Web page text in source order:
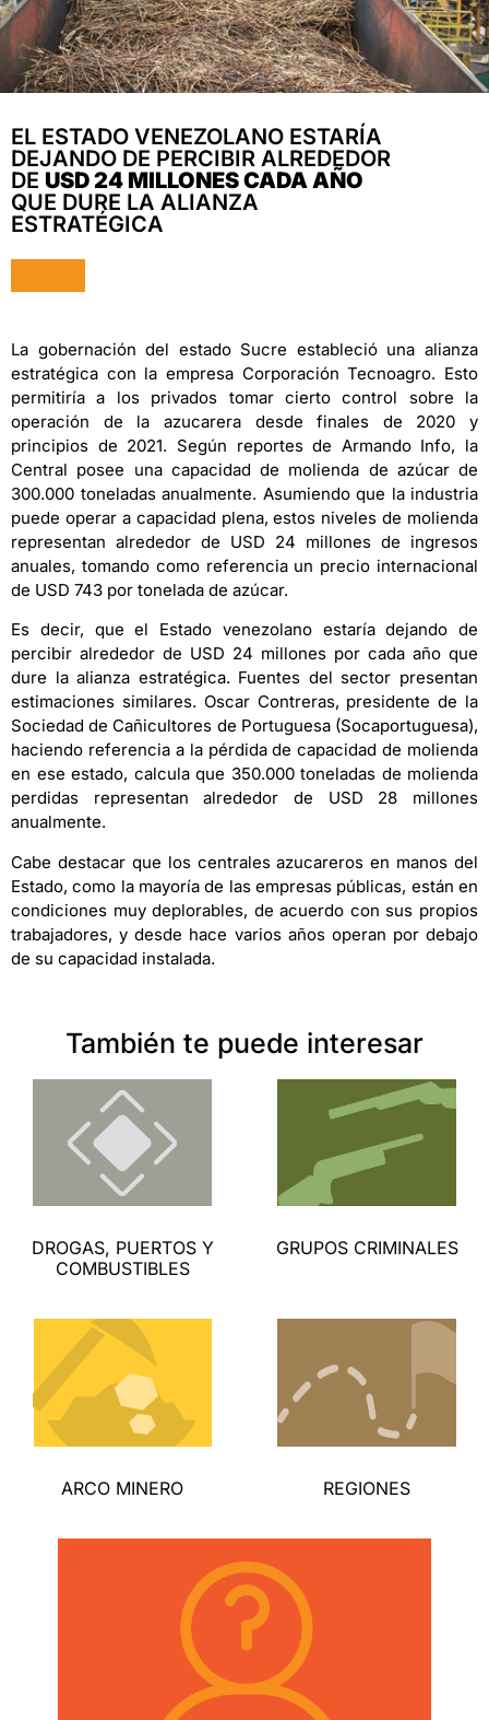
EL ESTADO VENEZOLANO ESTARÍA
DEJANDO DE PERCIBIR ALREDEDOR
DE USD 24 MILLONES CADA AÑO
QUE DURE LA ALIANZA
ESTRATÉGICA
La gobernación del estado Sucre estableció una alianza
estratégica con la empresa Corporación Tecnoagro. Esto
permitiría a los privados tomar cierto control sobre la
operación de la azucarera desde finales de 2020 y
principios de 2021. Según reportes de Armando Info, la
Central posee una capacidad de molienda de azúcar de
300.000 toneladas anualmente. Asumiendo que la industria
puede operar a capacidad plena, estos niveles de molienda
representan alrededor de USD 24 millones de ingresos
anuales, tomando como referencia un precio internacional
de USD 743 por tonelada de azúcar.
Es decir, que el Estado venezolano estaría dejando de
percibir alrededor de USD 24 millones por cada año que
dure la alianza estratégica. Fuentes del sector presentan
estimaciones similares. Oscar Contreras, presidente de la
Sociedad de Cañicultores de Portuguesa (Socaportuguesa),
haciendo referencia a la pérdida de capacidad de molienda
en ese estado, calcula que 350.000 toneladas de molienda
perdidas representan alrededor de USD 28 millones
anualmente.
Cabe destacar que los centrales azucareros en manos del
Estado, como la mayoría de las empresas públicas, están en
condiciones muy deplorables, de acuerdo con sus propios
trabajadores, y desde hace varios años operan por debajo
de su capacidad instalada.
También te puede interesar
DROGAS, PUERTOS Y
COMBUSTIBLES
GRUPOS CRIMINALES
ARCO MINERO REGIONES